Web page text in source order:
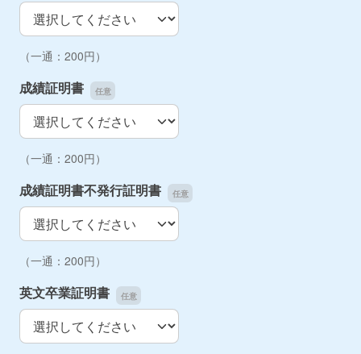
卒業証明書
（一通：200円）
成績証明書
成績証明書
（一通：200円）
成績証明書不発行証明書
成績証明書不発行証明書
（一通：200円）
英文卒業証明書
英文卒業証明書